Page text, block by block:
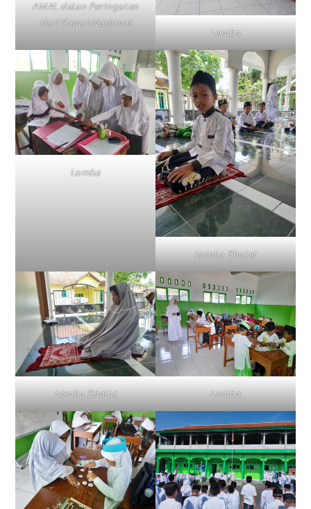
AMAL dalan Peringatan
Hari Santri Nasional
Lomba
Lomba
Lomba Sholat
Lomba Sholat Lomba